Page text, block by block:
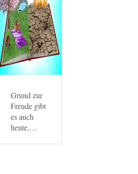
Grund zur
Freude gibt
es auch
heute,…